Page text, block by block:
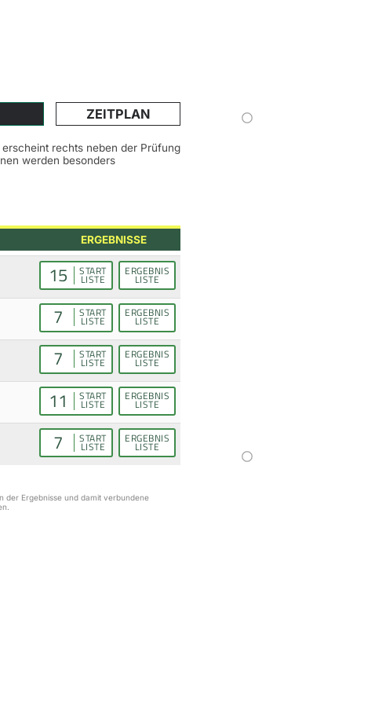
ZEITPLAN
rechts neben der Prüfung
werden besonders
ERGEBNISSE
15 START
LISTE
ERGEBNIS
LISTE
7 START
LISTE
ERGEBNIS
LISTE
7 START
LISTE
ERGEBNIS
LISTE
11 START
LISTE
ERGEBNIS
LISTE
7 START
LISTE
ERGEBNIS
LISTE
der Ergebnisse und damit verbundene